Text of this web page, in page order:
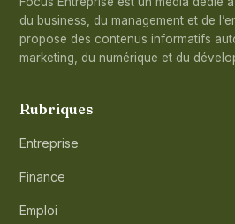
du business, du management et de
propose des contenus informatifs
marketing, du numérique et du
Rubriques
Entreprise
Finance
Emploi